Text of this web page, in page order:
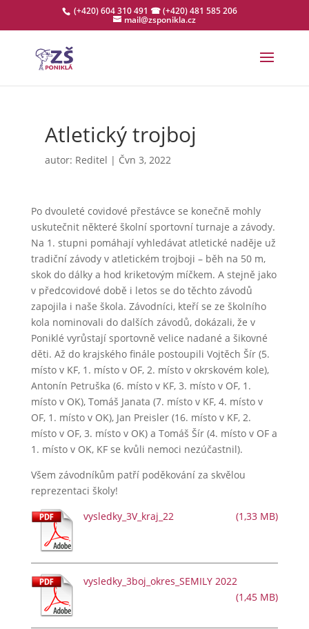
(+420) 604 310 491 ☎ (+420) 481 585 206
mail@zsponikla.cz
Atletický trojboj
autor: Reditel | Čvn 3, 2022
Po dvouleté covidové přestávce se konečně mohly
uskutečnit některé školní sportovní turnaje a závody.
Na 1. stupni pomáhají vyhledávat atletické naděje už
tradiční závody v atletickém trojboji – běh na 50 m,
skok do dálky a hod kriketovým míčkem. A stejně jako
v předcovidové době i letos se do těchto závodů
zapojila i naše škola. Závodníci, kteří se ze školního
kola nominovali do dalších závodů, dokázali, že v
Poniklé vyrůstají sportovně velice nadané a šikovné
děti. Až do krajského finále postoupili Vojtěch Šír (5.
místo v KF, 1. místo v OF, 2. místo v okrskovém kole),
Antonín Petruška (6. místo v KF, 3. místo v OF, 1.
místo v OK), Tomáš Janata (7. místo v KF, 4. místo v
OF, 1. místo v OK), Jan Preisler (16. místo v KF, 2.
místo v OF, 3. místo v OK) a Tomáš Šír (4. místo v OF a
1. místo v OK, KF se kvůli nemoci nezúčastnil).
Všem závodníkům patří poděkování za skvělou
reprezentaci školy!
vysledky_3V_kraj_22
vysledky_3boj_okres_SEMILY 2022